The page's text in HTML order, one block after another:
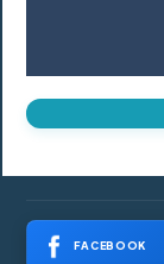
FACEBOOK